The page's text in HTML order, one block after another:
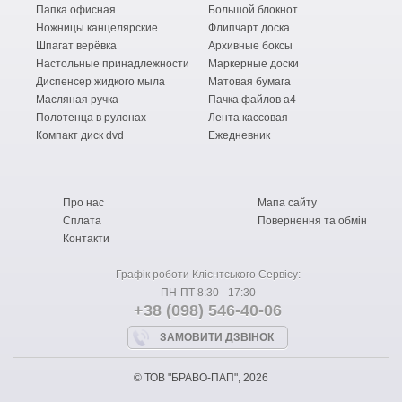
Папка офисная
Ножницы канцелярские
Шпагат верёвка
Настольные принадлежности
Диспенсер жидкого мыла
Масляная ручка
Полотенца в рулонах
Компакт диск dvd
Большой блокнот
Флипчарт доска
Архивные боксы
Маркерные доски
Матовая бумага
Пачка файлов а4
Лента кассовая
Ежедневник
Про нас
Сплата
Контакти
Мапа сайту
Повернення та обмін
Графік роботи Клієнтського Сервісу:
ПН-ПТ 8:30 - 17:30
+38 (098) 546-40-06
ЗАМОВИТИ ДЗВІНОК
© ТОВ "БРАВО-ПАП", 2026